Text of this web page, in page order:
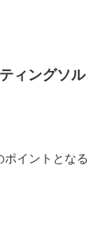
ィングソル
ポイントとなる